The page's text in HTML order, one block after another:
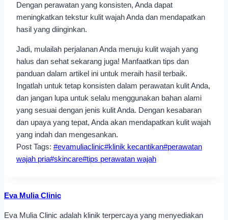
Dengan perawatan yang konsisten, Anda dapat
meningkatkan tekstur kulit wajah Anda dan mendapatkan
hasil yang diinginkan.
Jadi, mulailah perjalanan Anda menuju kulit wajah yang
halus dan sehat sekarang juga! Manfaatkan tips dan
panduan dalam artikel ini untuk meraih hasil terbaik.
Ingatlah untuk tetap konsisten dalam perawatan kulit Anda,
dan jangan lupa untuk selalu menggunakan bahan alami
yang sesuai dengan jenis kulit Anda. Dengan kesabaran
dan upaya yang tepat, Anda akan mendapatkan kulit wajah
yang indah dan mengesankan.
Post Tags: #evamuliaclinic#klinik kecantikan#perawatan
wajah pria#skincare#tips perawatan wajah
Eva Mulia Clinic
Eva Mulia Clinic adalah klinik terpercaya yang menyediakan